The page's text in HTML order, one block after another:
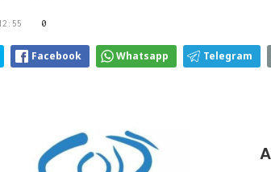
0
Facebook Whatsapp Telegram